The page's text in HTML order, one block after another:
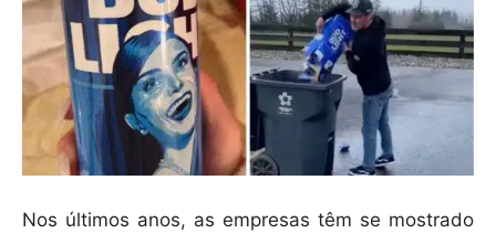
Nos últimos anos, as empresas têm se mostrado